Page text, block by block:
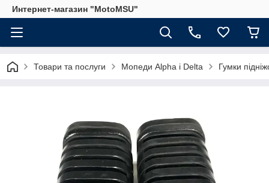
Интернет-магазин "MotoMSU"
Товари та послуги Мопеди Alpha і Delta Гумки